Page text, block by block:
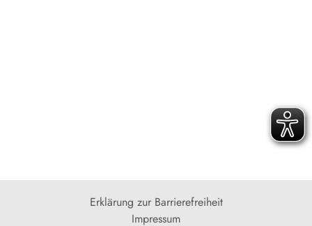
Erklärung zur Barrierefreiheit
Impressum